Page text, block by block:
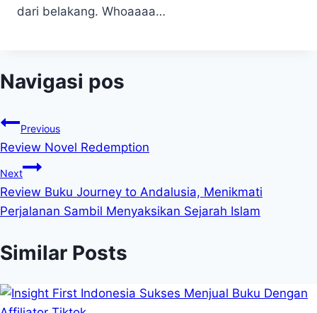
dari belakang. Whoaaaa…
Navigasi pos
Previous
Review Novel Redemption
Next
Review Buku Journey to Andalusia, Menikmati
Perjalanan Sambil Menyaksikan Sejarah Islam
Similar Posts